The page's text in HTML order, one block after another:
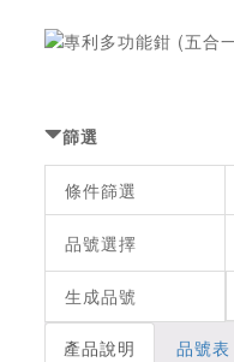
篩選
條件篩選
品號選擇
生成品號
產品說明 品號表